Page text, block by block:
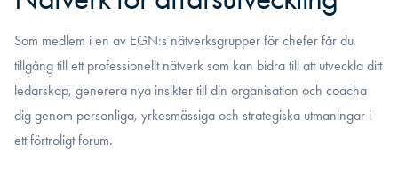
Som medlem i en av EGN:s nätverksgrupper för chefer får du
tillgång till ett professionellt nätverk som kan bidra till att utveckla ditt
ledarskap, generera nya insikter till din organisation och coacha
dig genom personliga, yrkesmässiga och strategiska utmaningar i
ett förtroligt forum.